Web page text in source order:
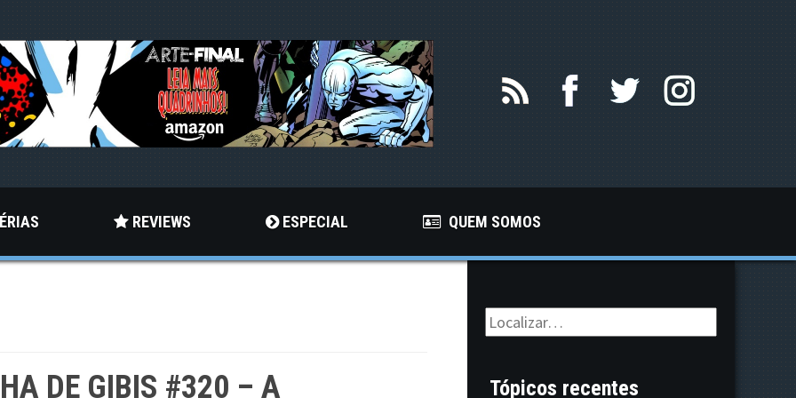
REVIEWS ESPECIAL QUEM SOMOS
DE GIBIS #320 – A
Tópicos recentes